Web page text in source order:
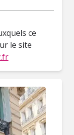
ce
le site